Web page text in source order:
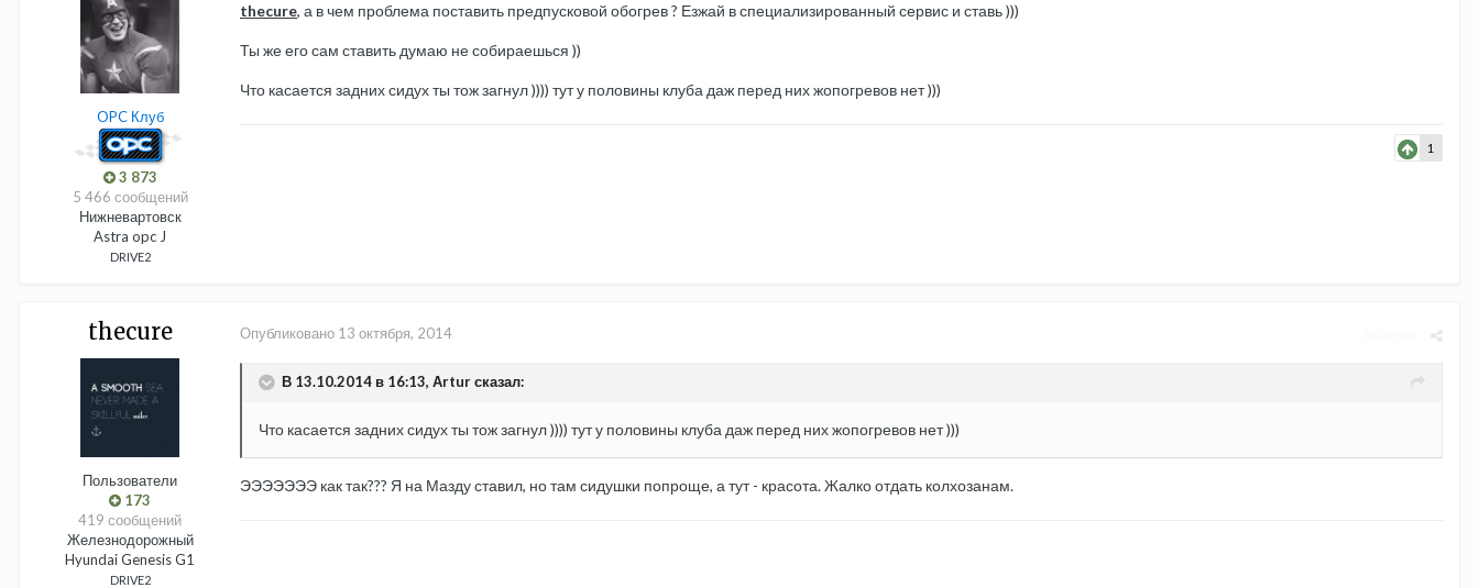
OPC Клуб
3 873
5 466 сообщений
Нижневартовск
Astra opc J
DRIVE2
thecure, а в чем проблема поставить предпусковой обогрев ? Езжай в специализированный сервис и ставь )))
Ты же его сам ставить думаю не собираешься ))
Что касается задних сидух ты тож загнул )))) тут у половины клуба даж перед них жопогревов нет )))
1
thecure
Пользователи
173
419 сообщений
Железнодорожный
Hyundai Genesis G1
DRIVE2
Опубликовано 13 октября, 2014
В 13.10.2014 в 16:13, Аrtur сказал:
Что касается задних сидух ты тож загнул )))) тут у половины клуба даж перед них жопогревов нет )))
ЭЭЭЭЭЭЭ как так??? Я на Мазду ставил, но там сидушки попроще, а тут - красота. Жалко отдать колхозанам.